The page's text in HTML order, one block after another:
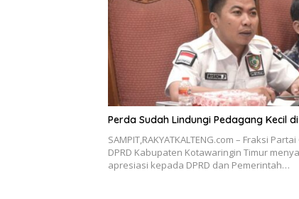
Perda Sudah Lindungi Pedagang Kecil
SAMPIT,RAKYATKALTENG.com – Fraksi
DPRD Kabupaten Kotawaringin Timur
apresiasi kepada DPRD dan Pemerintah…